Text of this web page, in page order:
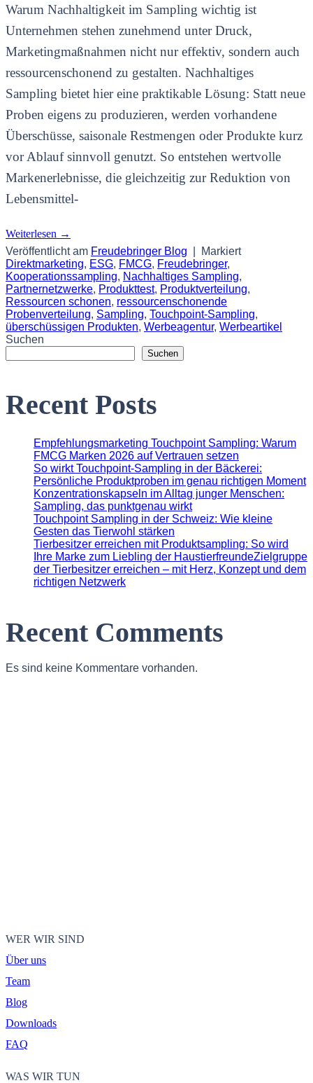
Warum Nachhaltigkeit im Sampling wichtig ist
Unternehmen stehen zunehmend unter Druck,
Marketingmaßnahmen nicht nur effektiv, sondern auch
ressourcenschonend zu gestalten. Nachhaltiges
Sampling bietet hier eine praktikable Lösung: Statt neue
Proben eigens zu produzieren, werden vorhandene
Überschüsse, saisonale Restmengen oder Produkte kurz
vor Ablauf sinnvoll genutzt. So entstehen wertvolle
Markenerlebnisse, die gleichzeitig zur Reduktion von
Lebensmittel-
Weiterlesen →
Veröffentlicht am Freudebringer Blog
Markiert
Direktmarketing, ESG, FMCG, Freudebringer,
Kooperationssampling, Nachhaltiges Sampling,
Partnernetzwerke, Produkttest, Produktverteilung,
Ressourcen schonen, ressourcenschonende
Probenverteilung, Sampling, Touchpoint-Sampling,
überschüssigen Produkten, Werbeagentur, Werbeartikel
Suchen
Suchen
Recent Posts
Empfehlungsmarketing Touchpoint Sampling: Warum
FMCG Marken 2026 auf Vertrauen setzen
So wirkt Touchpoint-Sampling in der Bäckerei:
Persönliche Produktproben im genau richtigen Moment
Konzentrationskapseln im Alltag junger Menschen:
Sampling, das punktgenau wirkt
Touchpoint Sampling in der Schweiz: Wie kleine
Gesten das Tierwohl stärken
Tierbesitzer erreichen mit Produktsampling: So wird
Ihre Marke zum Liebling der HaustierfreundeZielgruppe
der Tierbesitzer erreichen – mit Herz, Konzept und dem
richtigen Netzwerk
Recent Comments
Es sind keine Kommentare vorhanden.
WER WIR SIND
Über uns
Team
Blog
Downloads
FAQ
WAS WIR TUN